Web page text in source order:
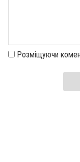
Розміщуючи